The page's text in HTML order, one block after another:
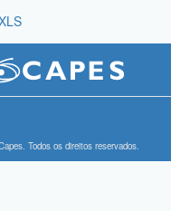
Todos os direitos reservados.